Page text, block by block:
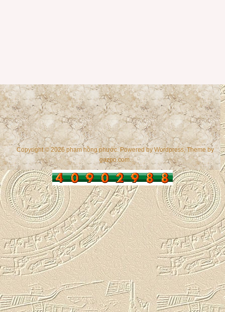
Copyright © 2026 phạm hồng phước. Powered byWordpress, Theme by
gazpo.com.